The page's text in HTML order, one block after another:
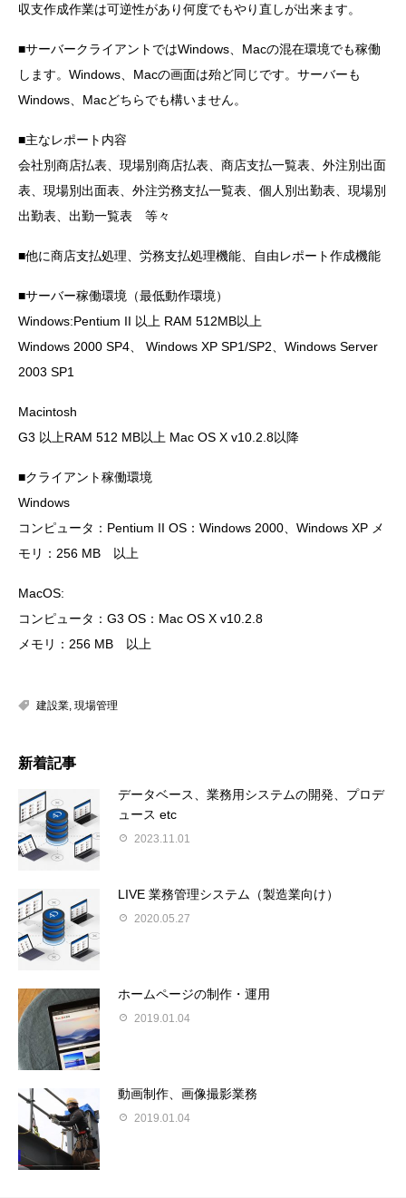
収支作成作業は可逆性があり何度でもやり直しが出来ます。
■サーバークライアントではWindows、Macの混在環境でも稼働
します。Windows、Macの画面は殆ど同じです。サーバーも
Windows、Macどちらでも構いません。
■主なレポート内容
会社別商店払表、現場別商店払表、商店支払一覧表、外注別出面
表、現場別出面表、外注労務支払一覧表、個人別出勤表、現場別
出勤表、出勤一覧表 等々
■他に商店支払処理、労務支払処理機能、自由レポート作成機能
■サーバー稼働環境（最低動作環境）
Windows:Pentium II 以上 RAM 512MB以上
Windows 2000 SP4、 Windows XP SP1/SP2、Windows Server
2003 SP1
Macintosh
G3 以上RAM 512 MB以上 Mac OS X v10.2.8以降
■クライアント稼働環境
Windows
コンピュータ：Pentium II OS：Windows 2000、Windows XP メ
モリ：256 MB 以上
MacOS:
コンピュータ：G3 OS：Mac OS X v10.2.8
メモリ：256 MB 以上
建設業 現場管理
新着記事
データベース、業務用システムの開発、プロデ
ュース etc
2023.11.01
LIVE 業務管理システム（製造業向け）
2020.05.27
ホームページの制作・運用
2019.01.04
動画制作、画像撮影業務
2019.01.04